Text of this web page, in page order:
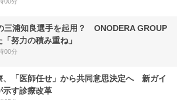
00分
三浦知良選手を起用？ ONODERA GROUP
努力の積み重ね」
00分
、「医師任せ」から共同意思決定へ 新ガイ
示す診療改革